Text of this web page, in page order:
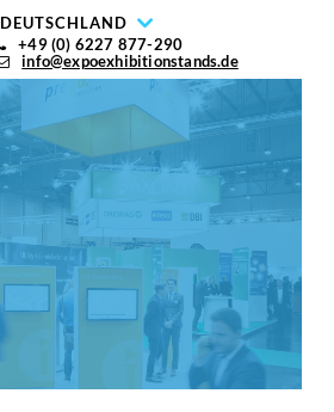
DEUTSCHLAND
+49 (0) 6227 877-290
info@expoexhibitionstands.de